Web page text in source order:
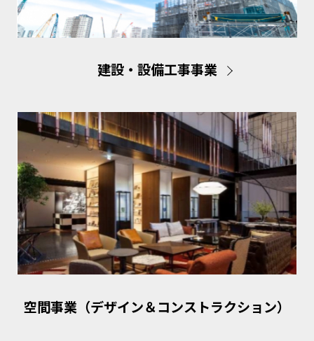
建設・設備工事事業
空間事業（デザイン＆コンストラクション）